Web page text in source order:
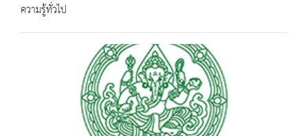
ความรู้ทั่วไป